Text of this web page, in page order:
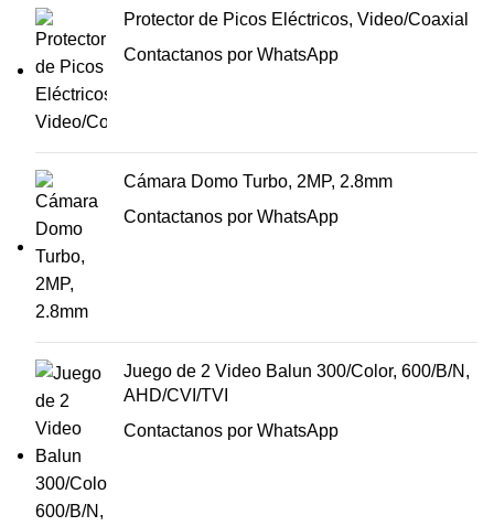
Protector de Picos Eléctricos, Video/Coaxial
Contactanos por WhatsApp
Cámara Domo Turbo, 2MP, 2.8mm
Contactanos por WhatsApp
Juego de 2 Video Balun 300/Color, 600/B/N,
AHD/CVI/TVI
Contactanos por WhatsApp